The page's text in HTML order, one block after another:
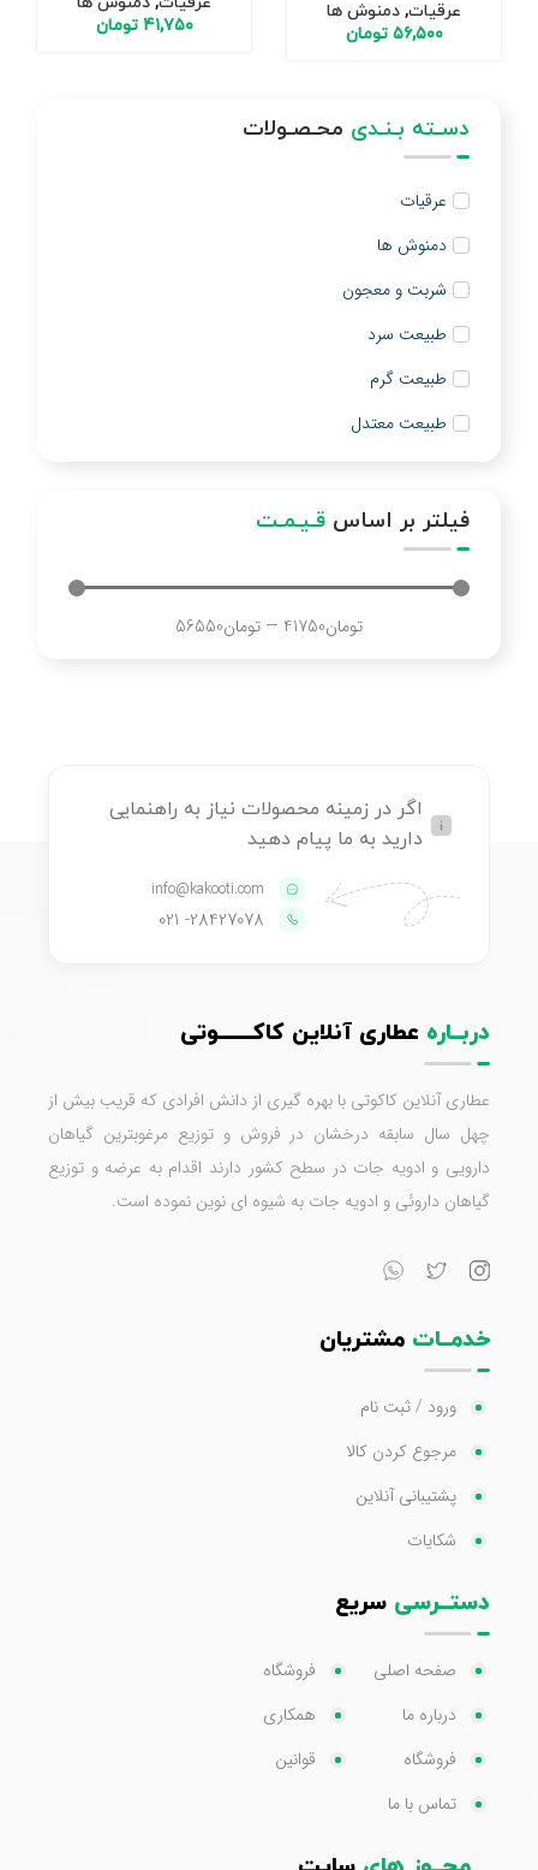
دسـته بـنـدی محـصـولات
عرقیات
دمنوش ها
شربت و معجون
طبیعت سرد
طبیعت گرم
طبیعت معتدل
فیلتر بر اساس قـیـمـت
تومان41750
— تومان56550
عرقیات, دمنوش ها
۵۶,۵۰۰ تومان
۴۱,۷۵۰ تومان
اگر در زمینه محصولات نیاز به راهنمایی
دارید به ما پیام دهید
info@kakooti.com
28427078
- 021
دربــاره عطاری آنلاین کاکـــــــوتی
عطاری آنلاین کاکوتی با بهره گیری از دانش افرادی که قریب بیش از
چهل سال سابقه درخشان در فروش و توزیع مرغوبترین گیاهان
دارویی و ادویه جات در سطح کشور دارند اقدام به عرضه و توزیع
گیاهان داروئی و ادویه جات به شیوه ای نوین نموده است.
خدمــات مشتریان
ورود / ثبت نام
مرجوع کردن کالا
پشتیبانی آنلاین
شکایات
دستــرسی سریع
صفحه اصلی
درباره ما
فروشگاه
تماس با ما
فروشگاه
همکاری
قوانین